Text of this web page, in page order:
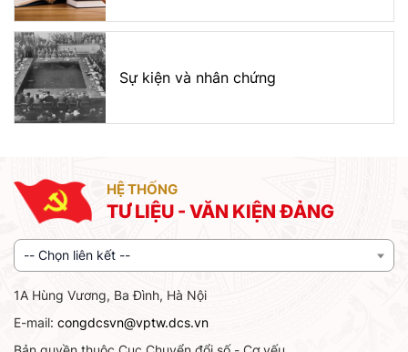
Sự kiện và nhân chứng
HỆ THỐNG
TƯ LIỆU - VĂN KIỆN ĐẢNG
-- Chọn liên kết --
1A Hùng Vương, Ba Đình, Hà Nội
E-mail: congdcsvn@vptw.dcs.vn